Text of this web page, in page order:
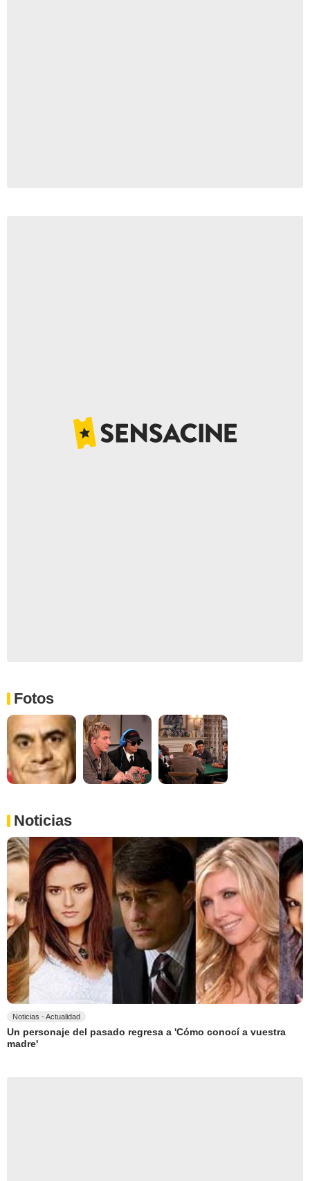
Fotos
Noticias
Noticias - Actualidad
Un personaje del pasado regresa a 'Cómo conocí a vuestra
madre'